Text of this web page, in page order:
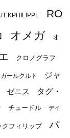
RO
オメガ オ
クロノグラフ
ールクルト
ジャ
ゼニス
タグ・
チュードル デイ
クフィリップ
パ